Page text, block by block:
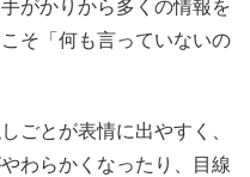
がかりから多くの情報を
そ「何も言っていないの
ごとが表情に出やすく、
わらかくなったり、目線